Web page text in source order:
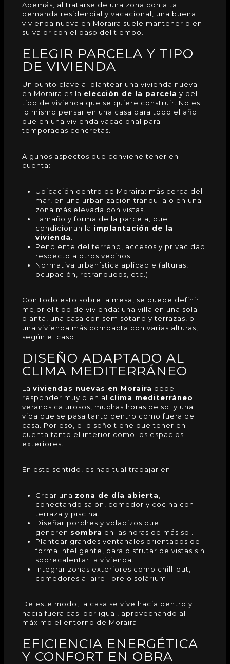
Además, al tratarse de una zona con alta
demanda residencial y vacacional, una buena
vivienda nueva en Moraira suele mantener bien
su valor con el paso del tiempo.
ELEGIR PARCELA Y TIPO
DE VIVIENDA
Un punto clave al plantear una vivienda nueva
en Moraira es la elección de la parcela y del
tipo de vivienda que se quiere construir. No es
lo mismo pensar en una casa para todo el año
que en una vivienda vacacional para
temporadas concretas.
Algunos aspectos que conviene tener en
cuenta:
Ubicación dentro de Moraira: más cerca del
mar, en una urbanización tranquila o en una
zona más elevada con vistas.
Tamaño y forma de la parcela, que
condicionan la implantación de la
vivienda
Pendiente del terreno, accesos y privacidad
respecto a otros vecinos.
Normativa urbanística aplicable (alturas,
ocupación, retranqueos, etc.).
Con todo esto sobre la mesa, se puede definir
mejor el tipo de vivienda: una villa en una sola
planta, una casa con semisótano y terrazas, o
una vivienda más compacta con varias alturas,
según el caso.
DISEÑO ADAPTADO AL
CLIMA MEDITERRÁNEO
La viviendas nuevas en Moraira debe
responder muy bien al clima mediterráneo:
veranos calurosos, muchas horas de sol y una
vida que se pasa tanto dentro como fuera de
casa. Por eso, el diseño tiene que tener en
cuenta tanto el interior como los espacios
exteriores.
En este sentido, es habitual trabajar en:
Crear una zona de día abierta
conectando salón, comedor y cocina con
terraza y piscina.
Diseñar porches y voladizos que
generen sombra en las horas de más sol.
Plantear grandes ventanales orientados de
forma inteligente, para disfrutar de vistas sin
sobrecalentar la vivienda.
Integrar zonas exteriores como chill-out,
comedores al aire libre o solárium.
De este modo, la casa se vive hacia dentro y
hacia fuera casi por igual, aprovechando al
máximo el entorno de Moraira.
EFICIENCIA ENERGÉTICA
Y CONFORT EN OBRA